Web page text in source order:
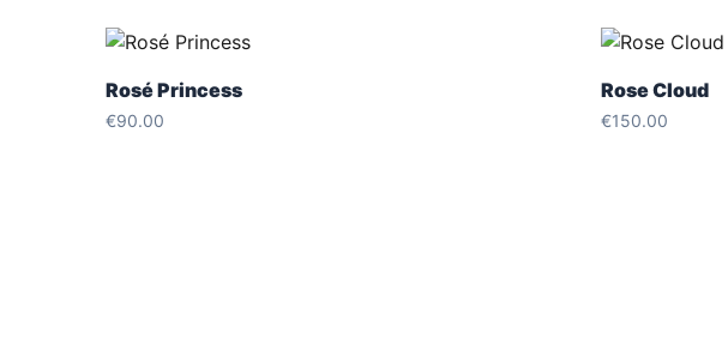
Rosé Princess
€90.00
Rose Cloud
€150.00